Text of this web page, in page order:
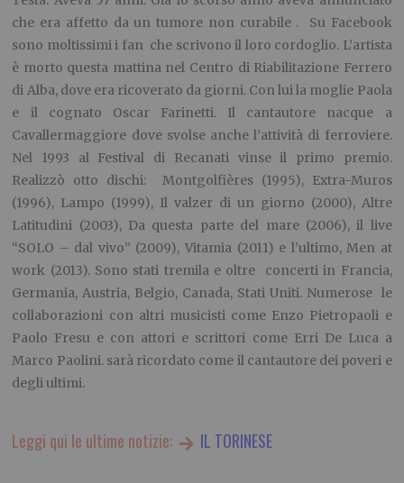
che era affetto da un tumore non curabile . Su Facebook
sono moltissimi i fan che scrivono il loro cordoglio. L’artista
è morto questa mattina nel Centro di Riabilitazione Ferrero
di Alba, dove era ricoverato da giorni. Con lui la moglie Paola
e il cognato Oscar Farinetti. Il cantautore nacque a
Cavallermaggiore dove svolse anche l’attività di ferroviere.
Nel 1993 al Festival di Recanati vinse il primo premio.
Realizzò otto dischi: Montgolfières (1995), Extra-Muros
(1996), Lampo (1999), Il valzer di un giorno (2000), Altre
Latitudini (2003), Da questa parte del mare (2006), il live
“SOLO – dal vivo” (2009), Vitamia (2011) e l’ultimo, Men at
work (2013). Sono stati tremila e oltre concerti in Francia,
Germania, Austria, Belgio, Canada, Stati Uniti. Numerose le
collaborazioni con altri musicisti come Enzo Pietropaoli e
Paolo Fresu e con attori e scrittori come Erri De Luca a
Marco Paolini. sarà ricordato come il cantautore dei poveri e
degli ultimi.
Leggi qui le ultime notizie: IL TORINESE